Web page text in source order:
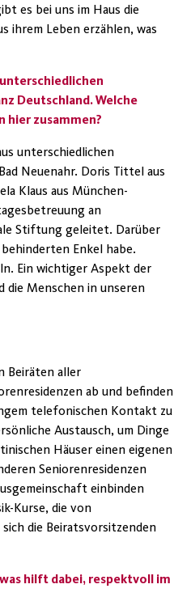
es bei uns im Haus die
ihrem Leben erzählen, was
Deutschland. Welche
zusammen?
unterschiedlichen
Bad Neuenahr. Doris Tittel aus
Klaus aus München-
an
Stiftung geleitet. Darüber
Enkel habe.
Ein wichtiger Aspekt der
die Menschen in unseren
Beiräten aller
ab und befinden
telefonischen Kontakt zu
Austausch, um Dinge
Häuser einen eigenen
Seniorenresidenzen
einbinden
Kurse, die von
die Beiratsvorsitzenden
hilft dabei, respektvoll im